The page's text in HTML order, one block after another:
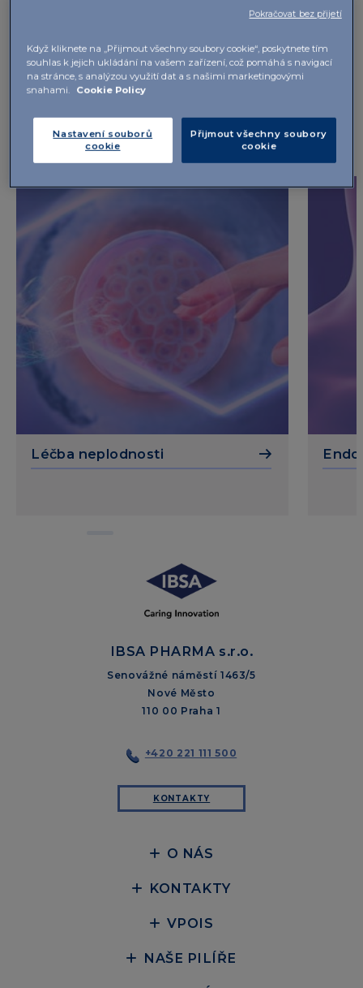
Léčba neplodnosti
IBSA PHARMA s.r.o.
Senovážné náměstí 1463/5
Nové Město
110 00 Praha 1
+420 221 111 500
KONTAKTY
O NÁS
KONTAKTY
VPOIS
NAŠE PILÍŘE
Když kliknete na „Přijmout všechny soubory cookie“, poskytnete tím
souhlas k jejich ukládání na vašem zařízení, což pomáhá s navigací
na stránce, s analýzou využití dat a s našimi marketingovými
snahami.
Cookie Policy
Nastavení souborů
cookie
Přijmout všechny soubory
cookie
Pokračovat bez přijetí